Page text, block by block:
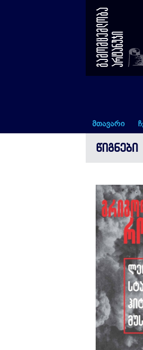
ლენინი,
მთავარი
ᲬᲘᲒᲜᲔᲑᲘ